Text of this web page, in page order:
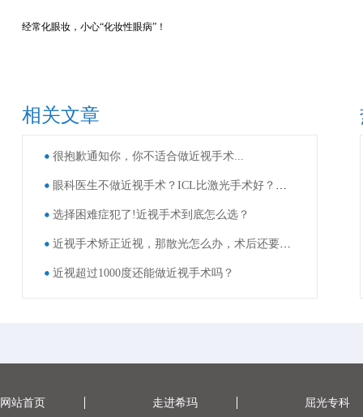
经常化眼妆，小心“化妆性眼病”！
相关文章
很抱歉通知你，你不适合做近视手术...
眼科医生不做近视手术？ICL比激光手术好？这些近视手术谣言，别再信了！
选择困难症犯了!近视手术到底怎么选？
近视手术矫正近视，那散光怎么办，术后还要戴眼镜吗？
近视超过1000度还能做近视手术吗？
网站首页 走进希玛 屈光专科